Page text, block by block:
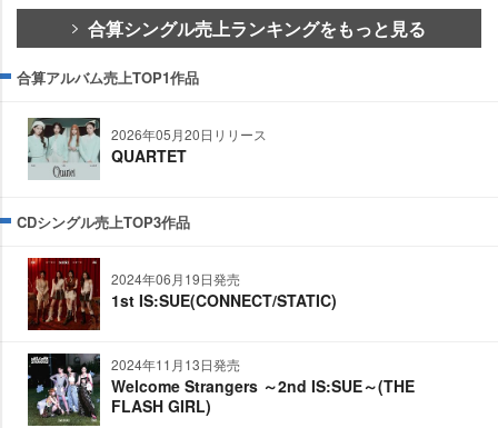
合算シングル売上ランキングをもっと見る
合算アルバム売上TOP1作品
2026年05月20日リリース
QUARTET
CDシングル売上TOP3作品
2024年06月19日発売
1st IS:SUE(CONNECT/STATIC)
2024年11月13日発売
Welcome Strangers ～2nd IS:SUE～(THE
FLASH GIRL)